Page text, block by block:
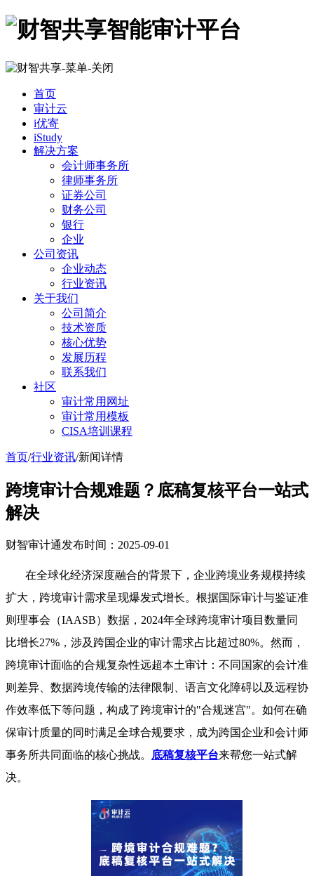
首页
审计云
i优寄
iStudy
解决方案
会计师事务所
律师事务所
证券公司
财务公司
银行
企业
公司资讯
企业动态
行业资讯
关于我们
公司简介
技术资质
核心优势
发展历程
联系我们
社区
审计常用网址
审计常用模板
CISA培训课程
首页/行业资讯/新闻详情
跨境审计合规难题？底稿复核平台一站式
解决
财智审计通发布时间：2025-09-01
在全球化经济深度融合的背景下，企业跨境业务规模持续
扩大，跨境审计需求呈现爆发式增长。根据国际审计与鉴证准
则理事会（IAASB）数据，2024年全球跨境审计项目数量同
比增长27%，涉及跨国企业的审计需求占比超过80%。然而，
跨境审计面临的合规复杂性远超本土审计：不同国家的会计准
则差异、数据跨境传输的法律限制、语言文化障碍以及远程协
作效率低下等问题，构成了跨境审计的"合规迷宫"。如何在确
保审计质量的同时满足全球合规要求，成为跨国企业和会计师
事务所共同面临的核心挑战。 底稿复核平台来帮您一站式解
决。